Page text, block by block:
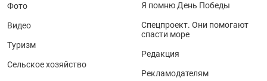
Фото
Видео
Туризм
Сельское хозяйство
Я помню День Победы
Спецпроект. Они помогают
спасти море
Редакция
Рекламодателям